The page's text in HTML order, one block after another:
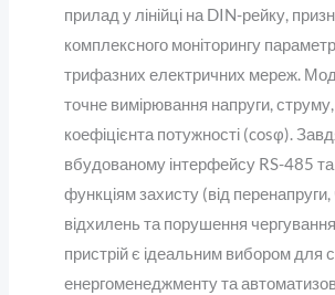
прилад у лінійці на DIN-рейку,
комплексного моніторингу
трифазних електричних мереж.
точне вимірювання напруги,
коефіцієнта потужності (cosφ).
вбудованому інтерфейсу RS-485
функціям захисту (від перенапруги,
відхилень та порушення
пристрій є ідеальним вибором для
енергоменеджменту та